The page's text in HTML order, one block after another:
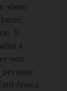
siano
Il
a
non
finora.